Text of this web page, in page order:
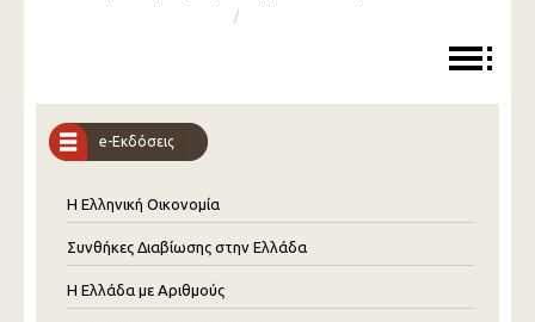
/
e-Εκδόσεις
Η Ελληνική Οικονομία
Συνθήκες Διαβίωσης στην Ελλάδα
Η Ελλάδα με Αριθμούς